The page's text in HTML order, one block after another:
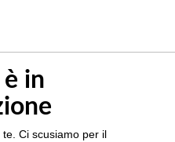
è in
Ci scusiamo per il